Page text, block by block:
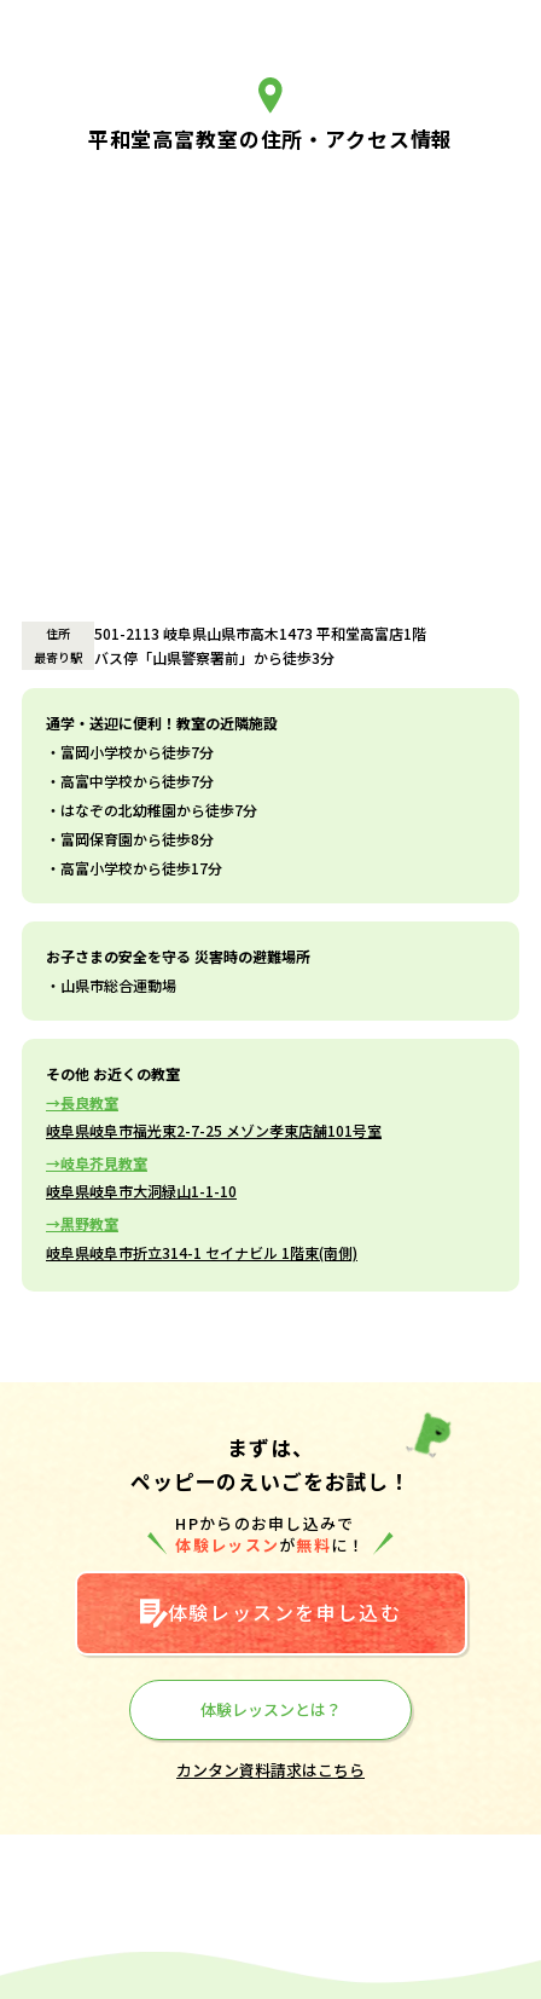
平和堂高富教室の住所・アクセス情報
住所 501-2113 岐阜県山県市高木1473 平和堂高富店1階
最寄り駅 バス停「山県警察署前」から徒歩3分
通学・送迎に便利！教室の近隣施設
富岡小学校から徒歩7分
高富中学校から徒歩7分
はなぞの北幼稚園から徒歩7分
富岡保育園から徒歩8分
高富小学校から徒歩17分
お子さまの安全を守る 災害時の避難場所
山県市総合運動場
その他 お近くの教室
長良教室
岐阜県岐阜市福光東2-7-25 メゾン孝東店舗101号室
岐阜芥見教室
岐阜県岐阜市大洞緑山1-1-10
黒野教室
岐阜県岐阜市折立314-1 セイナビル 1階東(南側)
まずは、
ペッピーのえいごをお試し！
HPからのお申し込みで
体験レッスンが無料に！
体験レッスンを申し込む
体験レッスンとは？
カンタン資料請求はこちら